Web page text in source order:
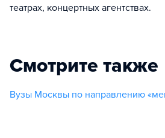
театрах, концертных агентствах.
Смотрите также
Вузы Москвы по направлению